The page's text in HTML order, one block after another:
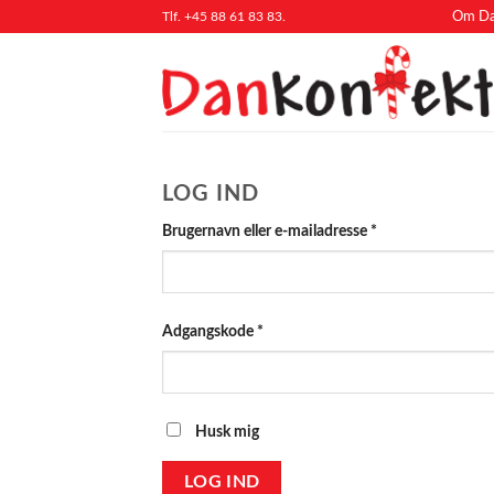
Tlf. +45 88 61 83 83. Om
LOG IND
Brugernavn eller e-mailadresse *
Adgangskode *
Husk mig
LOG IND